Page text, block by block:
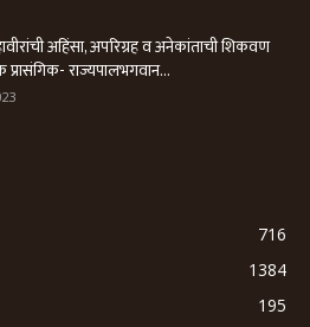
अहिंसा, अपरिग्रह व अनेकांताची शिकवण
राज्यपालभगवान...
716
1384
195